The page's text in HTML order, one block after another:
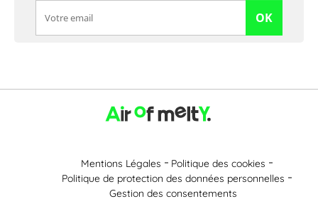
OK
Mentions Légales
Politique des cookies
Politique de protection des données personnelles
Gestion des consentements